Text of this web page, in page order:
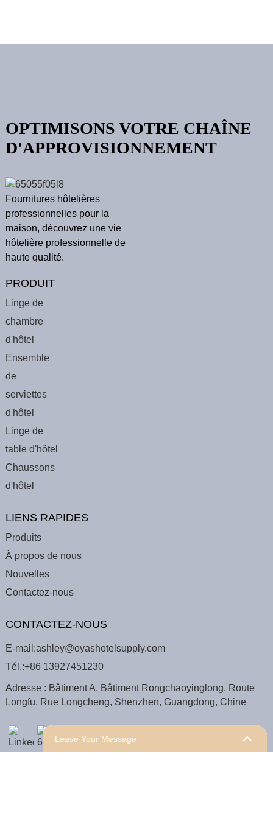
OPTIMISONS VOTRE CHAÎNE
D'APPROVISIONNEMENT
Fournitures hôtelières
professionnelles pour la
maison, découvrez une vie
hôtelière professionnelle de
haute qualité.
PRODUIT
Linge de
chambre
d'hôtel
Ensemble
de
serviettes
d'hôtel
Linge de
table d'hôtel
Chaussons
d'hôtel
LIENS RAPIDES
Produits
À propos de nous
Nouvelles
Contactez-nous
CONTACTEZ-NOUS
E-mail:ashley@oyashotelsupply.com
Tél.:+86 13927451230
Adresse : Bâtiment A, Bâtiment Rongchaoyinglong, Route
Longfu, Rue Longcheng, Shenzhen, Guangdong, Chine
Leave Your Message